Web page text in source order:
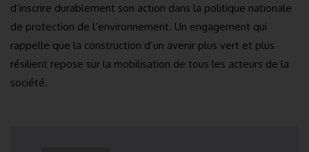
d’inscrire durablement son action dans la politique nationale
de protection de l’environnement. Un engagement qui
rappelle que la construction d’un avenir plus vert et plus
résilient repose sur la mobilisation de tous les acteurs de la
société.